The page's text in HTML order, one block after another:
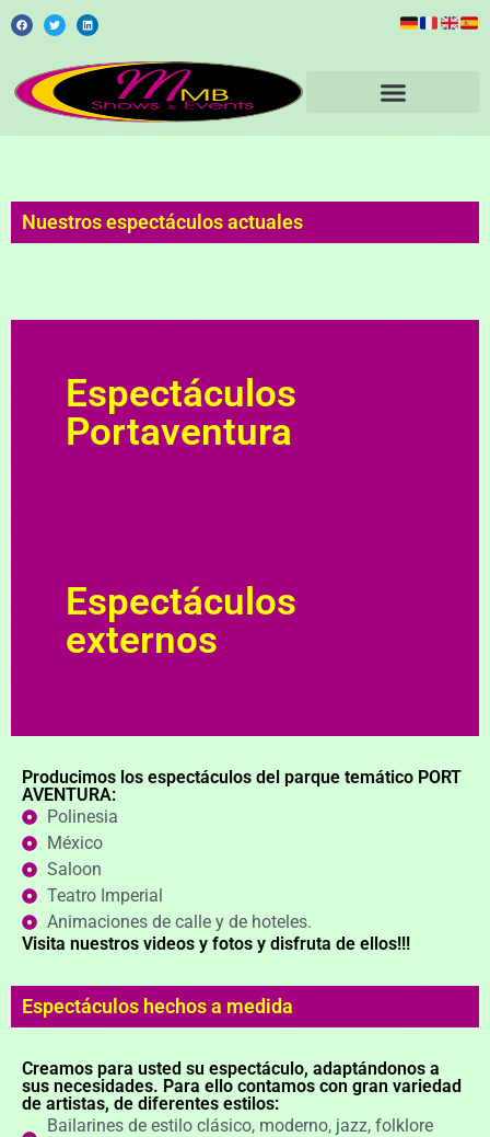
Nuestros espectáculos actuales
Espectáculos
Portaventura
Espectáculos
externos
Producimos los espectáculos del parque temático PORT
AVENTURA:
Polinesia
México
Saloon
Teatro Imperial
Animaciones de calle y de hoteles.
Visita nuestros videos y fotos y disfruta de ellos!!!
Espectáculos hechos a medida
Creamos para usted su espectáculo, adaptándonos a
sus necesidades. Para ello contamos con gran variedad
de artistas, de diferentes estilos:
Bailarines de estilo clásico, moderno, jazz, folklore